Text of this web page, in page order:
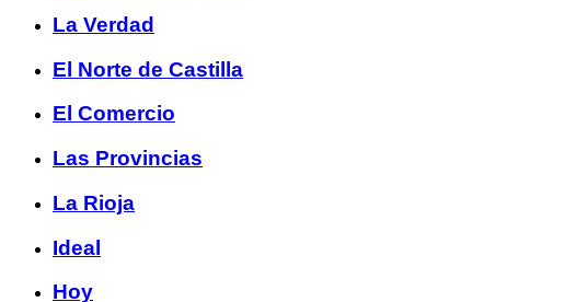
La Verdad
El Norte de Castilla
El Comercio
Las Provincias
La Rioja
Ideal
Hoy